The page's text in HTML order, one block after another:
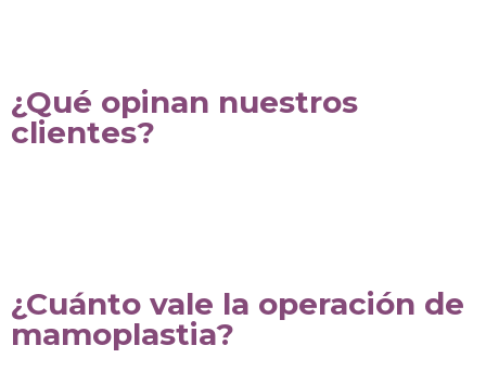
¿Qué opinan nuestros
clientes?
¿Cuánto vale la operación de
mamoplastia?